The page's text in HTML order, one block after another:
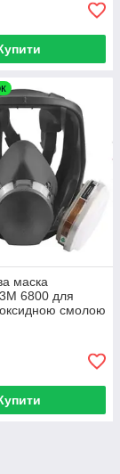
маска
3М 6800 для
смолою